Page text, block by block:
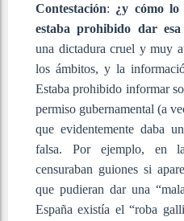
Contestación: ¿y cómo lo
estaba prohibido dar
una dictadura cruel y muy
los ámbitos, y la
Estaba prohibido informar
permiso gubernamental (a
que evidentemente daba
falsa. Por ejemplo, en
censuraban guiones si
que pudieran dar una
España existía el “roba